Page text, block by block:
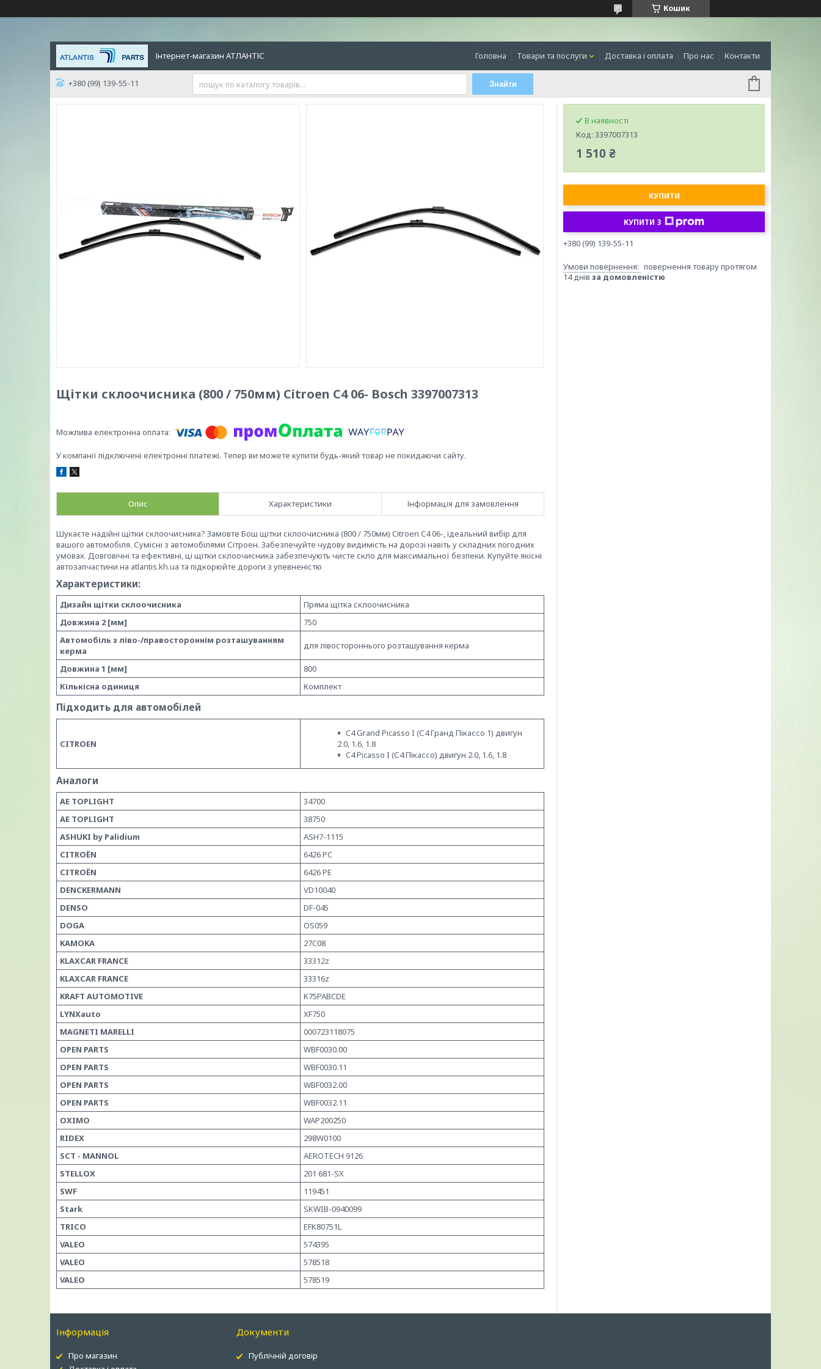
Кошик
Інтернет-магазин АТЛАНТІС Головна Товари та послуги Доставка і оплата Про нас Контакти
+380 (99) 139-55-11 Знайти
Щітки склоочисника (800 / 750мм) Citroen C4 06- Bosch 3397007313
У компанії підключені електронні платежі. Тепер ви можете купити будь-який товар не покидаючи сайту.
Опис Характеристики Інформація для замовлення
Шукаєте надійні щітки склоочисника? Замовте Бош щітки склоочисника (800 / 750мм) Citroen C4 06-, ідеальний вибір для
вашого автомобіля. Сумісні з автомобілями Сітроен. Забезпечуйте чудову видимість на дорозі навіть у складних погодних
умовах. Довговічні та ефективні, ці щітки склоочисника забезпечують чисте скло для максимальної безпеки. Купуйте якісні
автозапчастини на atlantis.kh.ua та підкорюйте дороги з упевненістю
Характеристики:
Дизайн щітки склоочисника
Пряма щітка склоочисника
Довжина 2 [мм]
750
Автомобіль з ліво-/правостороннім розташуванням
керма
для лівостороннього розташування керма
Довжина 1 [мм]
800
Кількісна одиниця
Комплект
Підходить для автомобілей
CITROEN
C4 Grand Picasso I (С4 Гранд Пікассо 1) двигун
2.0, 1.6, 1.8
C4 Picasso I (С4 Пікассо) двигун 2.0, 1.6, 1.8
Аналоги
AE TOPLIGHT
34700
AE TOPLIGHT
38750
ASHUKI by Palidium
ASH7-1115
CITROËN
6426 PC
CITROËN
6426 PE
DENCKERMANN
VD10040
DENSO
DF-045
DOGA
OS059
KAMOKA
27C08
KLAXCAR FRANCE
33312z
KLAXCAR FRANCE
33316z
KRAFT AUTOMOTIVE
K75PABCDE
LYNXauto
XF750
MAGNETI MARELLI
000723118075
OPEN PARTS
WBF0030.00
OPEN PARTS
WBF0030.11
OPEN PARTS
WBF0032.00
OPEN PARTS
WBF0032.11
OXIMO
WAP200250
RIDEX
298W0100
SCT - MANNOL
AEROTECH 9126
STELLOX
201 681-SX
SWF
119451
Stark
SKWIB-0940099
TRICO
EFK80751L
VALEO
574395
VALEO
578518
VALEO
578519
В наявності
Код: 3397007313
1 510 ₴
КУПИТИ
КУПИТИ З
+380 (99) 139-55-11
повернення товару протягом
14 днів за домовленістю
Інформація
Про магазин
Документи
Публічній договір